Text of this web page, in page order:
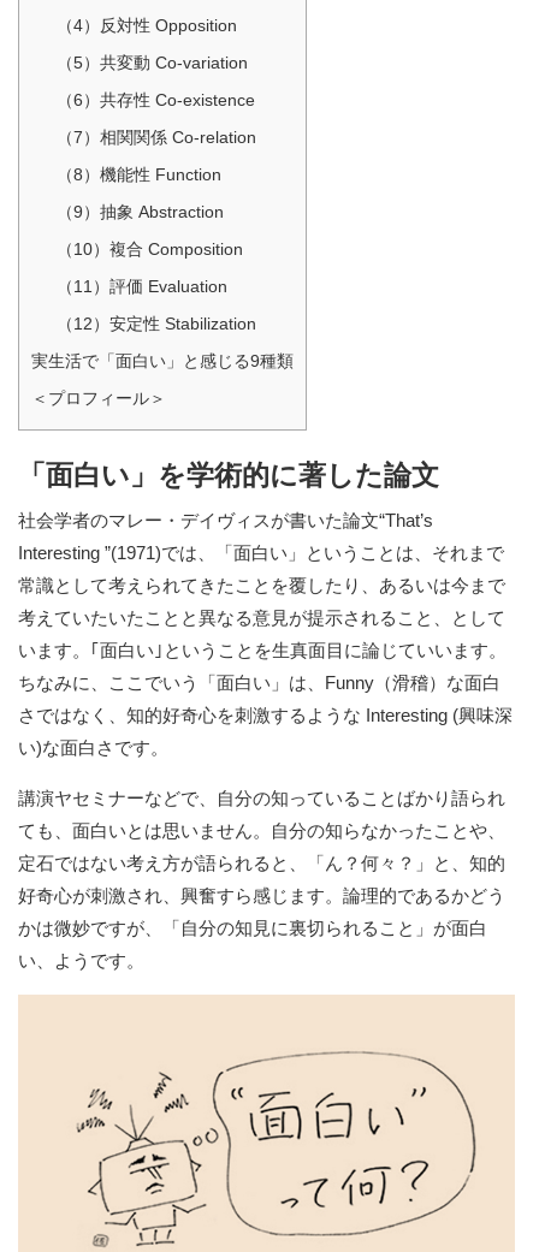
（4）反対性 Opposition
（5）共変動 Co-variation
（6）共存性 Co-existence
（7）相関関係 Co-relation
（8）機能性 Function
（9）抽象 Abstraction
（10）複合 Composition
（11）評価 Evaluation
（12）安定性 Stabilization
実生活で「面白い」と感じる9種類
＜プロフィール＞
「面白い」を学術的に著した論文
社会学者のマレー・デイヴィスが書いた論文“That’s
Interesting ”(1971)では、「面白い」ということは、それまで
常識として考えられてきたことを覆したり、あるいは今まで
考えていたいたことと異なる意見が提示されること、として
います。｢面白い｣ということを生真面目に論じていいます。
ちなみに、ここでいう「面白い」は、Funny（滑稽）な面白
さではなく、知的好奇心を刺激するような Interesting (興味深
い)な面白さです。
講演ヤセミナーなどで、自分の知っていることばかり語られ
ても、面白いとは思いません。自分の知らなかったことや、
定石ではない考え方が語られると、「ん？何々？」と、知的
好奇心が刺激され、興奮すら感じます。論理的であるかどう
かは微妙ですが、「自分の知見に裏切られること」が面白
い、ようです。